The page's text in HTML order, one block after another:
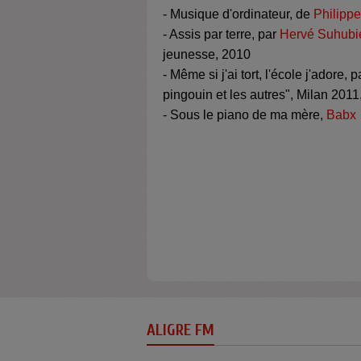
- Musique d'ordinateur, de
- Assis par terre, par Hervé
jeunesse, 2010
- Même si j'ai tort, l'école j'adore,
pingouin et les autres", Milan
- Sous le piano de ma mère, Babx
ALIGRE FM